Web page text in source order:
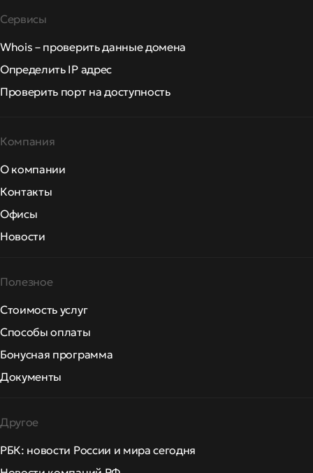
Сервисы
Whois – проверить данные домена
Определить IP адрес
Проверить порт на доступность
Компания
О компании
Контакты
Офисы
Новости
Полезное
Стоимость услуг
Способы оплаты
Бонусная программа
Документы
Другое
РБК: новости России и мира сегодня